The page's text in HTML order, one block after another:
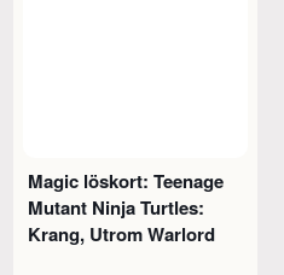
Magic löskort: Teenage
Mutant Ninja Turtles:
Krang, Utrom Warlord